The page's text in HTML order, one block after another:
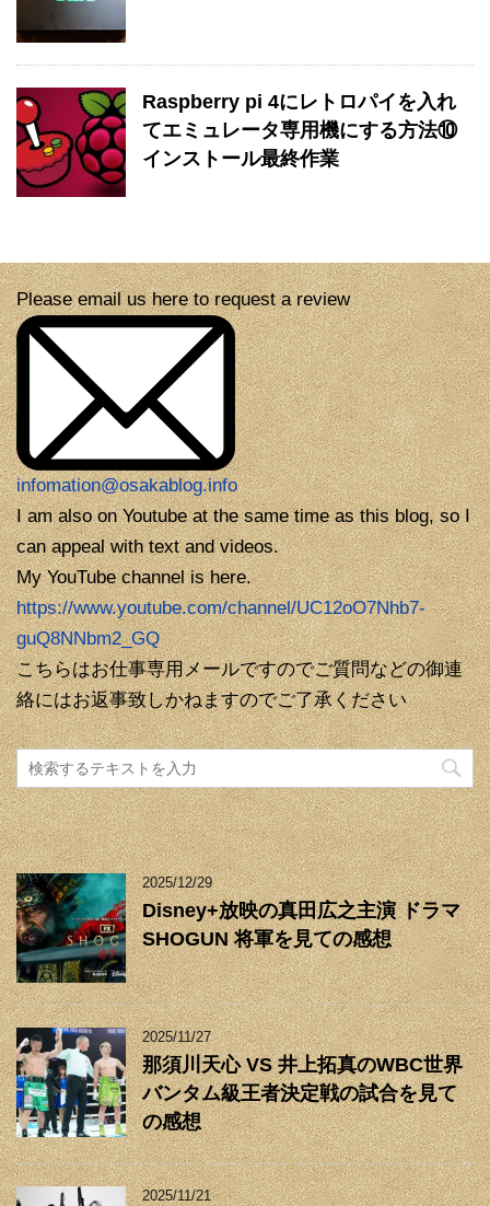
Raspberry pi 4にレトロパイを入れ
てエミュレータ専用機にする方法⑩
インストール最終作業
Please email us here to request a review
infomation@osakablog.info
I am also on Youtube at the same time as this blog, so I
can appeal with text and videos.
My YouTube channel is here.
https://www.youtube.com/channel/UC12oO7Nhb7-
guQ8NNbm2_GQ
こちらはお仕事専用メールですのでご質問などの御連
絡にはお返事致しかねますのでご了承ください
2025/12/29
Disney+放映の真田広之主演 ドラマ
SHOGUN 将軍を見ての感想
2025/11/27
那須川天心 VS 井上拓真のWBC世界
バンタム級王者決定戦の試合を見て
の感想
2025/11/21